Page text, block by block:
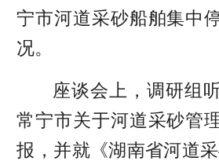
宁市河道采砂船舶集中
况。
座谈会上，调研组
常宁市关于河道采砂管
报，并就《湖南省河道